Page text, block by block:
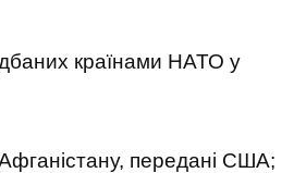
країнами НАТО у
передані США;